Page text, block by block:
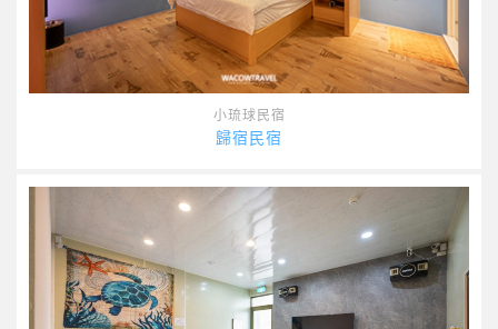
小琉球民宿
歸宿民宿